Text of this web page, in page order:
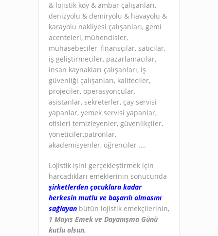
& lojistik köy & ambar çalışanları,
denizyolu & demiryolu & havayolu &
karayolu nakliyesi çalışanları, gemi
acenteleri, mühendisler,
muhasebeciler, finansçılar, satıcılar,
iş geliştirmeciler, pazarlamacılar,
insan kaynakları çalışanları, iş
güvenliği çalışanları, kaliteciler,
projeciler, operasyoncular,
asistanlar, sekreterler, çay servisi
yapanlar, yemek servisi yapanlar,
ofisleri temizleyenler, güvenlikçiler,
yöneticiler,patronlar,
akademisyenler, öğrenciler ….
Lojistik işini gerçekleştirmek için
harcadıkları emeklerinin sonucunda
şirketlerden çocuklara kadar
herkesin mutlu ve başarılı olmasını
sağlayan bütün lojistik emekçilerinin,
1 Mayıs Emek ve Dayanışma Günü
kutlu olsun.